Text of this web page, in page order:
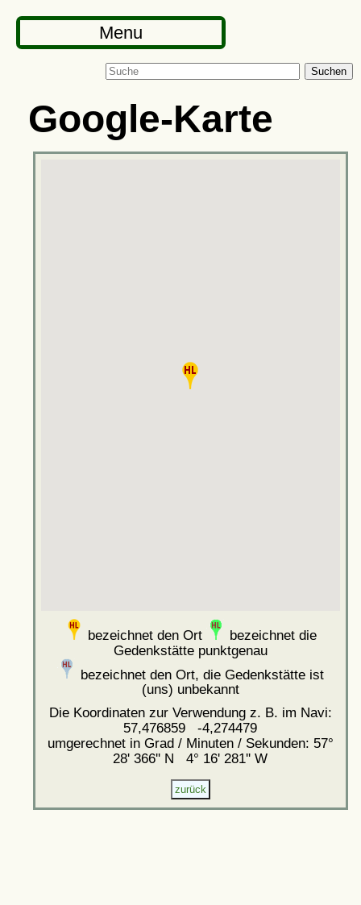
Menu
Suchen
Google-Karte
bezeichnet den Ort
bezeichnet die
Gedenkstätte punktgenau
bezeichnet den Ort, die Gedenkstätte ist
(uns) unbekannt
Die Koordinaten zur Verwendung z. B. im Navi:
57,476859 -4,274479
umgerechnet in Grad / Minuten / Sekunden: 57°
28' 366'' N 4° 16' 281'' W